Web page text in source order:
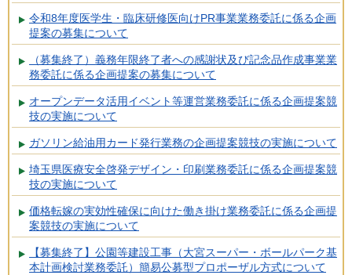
令和8年度医学生・臨床研修医向けPR事業業務委託に係る企画
提案の募集について
（募集終了）義務年限終了者への感謝状及び記念品作成事業業
務委託に係る企画提案の募集について
オープンデータ活用イベント等運営業務委託に係る企画提案競
技の実施について
ガソリン給油用カード発行業務の企画提案競技の実施について
埼玉県医療安全啓発デザイン・印刷業務委託に係る企画提案競
技の実施について
価格転嫁の実効性確保に向けた働き掛け業務委託に係る企画提
案競技の実施について
【募集終了】公園等建設工事（大宮スーパー・ボールパーク基
本計画検討業務委託）簡易公募型プロポーザル方式について